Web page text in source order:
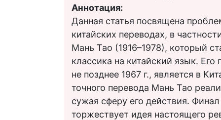
Аннотация:
Данная статья посвящена
китайских переводах, в
Мань Тао (1916–1978), который
классика на китайский язык.
не позднее 1967 г., является в
точного перевода Мань Тао
сужая сферу его действия.
торжествует идея настоящего